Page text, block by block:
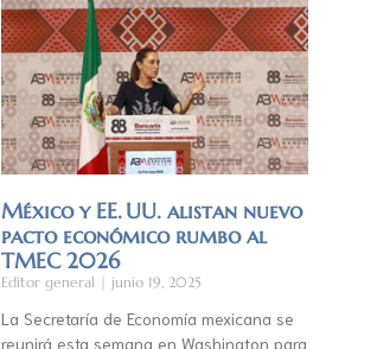
México y EE. UU. alistan nuevo
pacto económico rumbo al
TMEC 2026
Editor general junio 19, 2025
La Secretaría de Economía mexicana se
reunirá esta semana en Washington para